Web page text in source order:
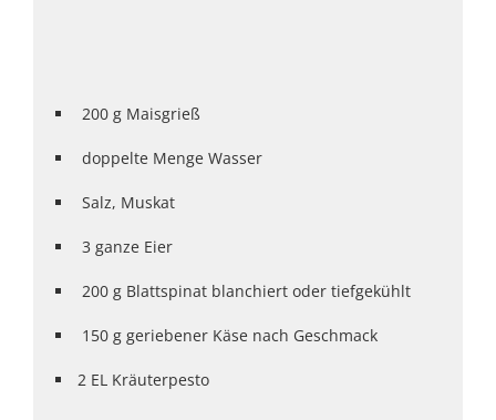
200 g Maisgrieß
doppelte Menge Wasser
Salz, Muskat
3 ganze Eier
200 g Blattspinat blanchiert oder tiefgekühlt
150 g geriebener Käse nach Geschmack
2 EL Kräuterpesto